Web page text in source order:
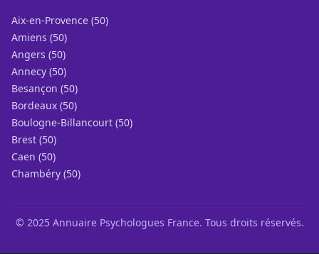
Aix-en-Provence (50)
Amiens (50)
Angers (50)
Annecy (50)
Besançon (50)
Bordeaux (50)
Boulogne-Billancourt (50)
Brest (50)
Caen (50)
Chambéry (50)
© 2025 Annuaire Psychologues France. Tous droits réservés.